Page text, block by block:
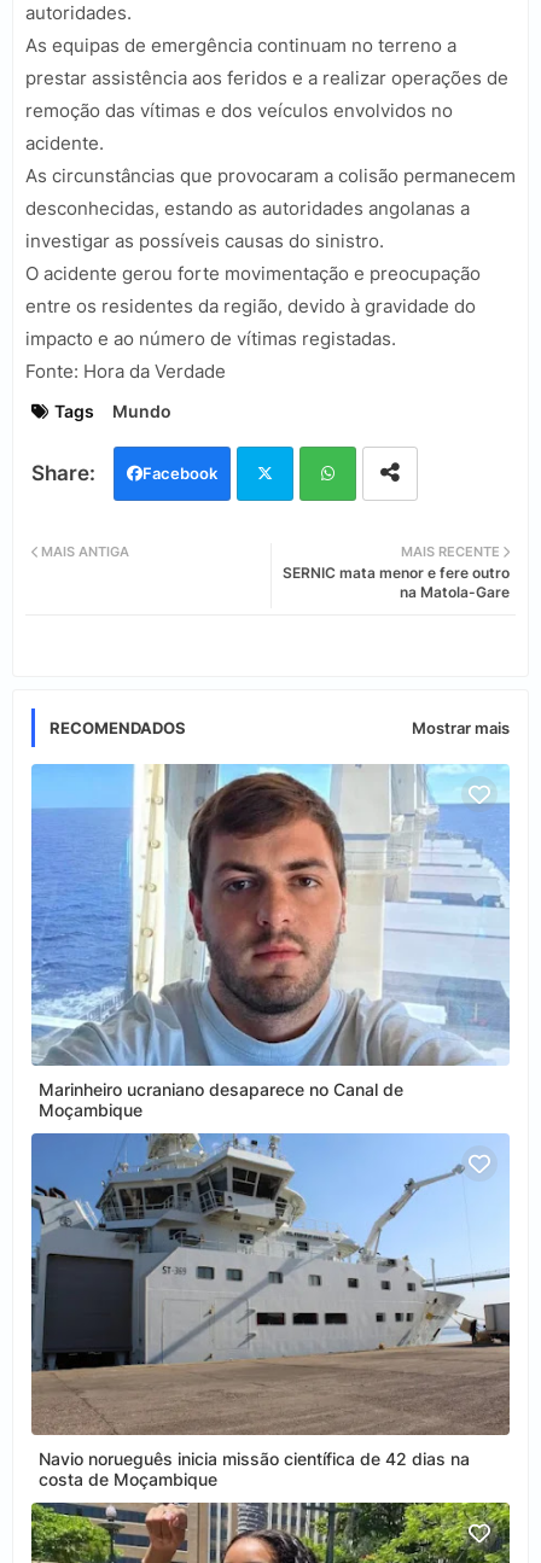
autoridades.
As equipas de emergência continuam no terreno a
prestar assistência aos feridos e a realizar operações de
remoção das vítimas e dos veículos envolvidos no
acidente.
As circunstâncias que provocaram a colisão permanecem
desconhecidas, estando as autoridades angolanas a
investigar as possíveis causas do sinistro.
O acidente gerou forte movimentação e preocupação
entre os residentes da região, devido à gravidade do
impacto e ao número de vítimas registadas.
Fonte: Hora da Verdade
Tags Mundo
Facebook
ats
MAIS RECENTE
SERNIC mata menor e fere outro
na Matola-Gare
MAIS ANTIGA
RECOMENDADOS Mostrar mais
Marinheiro ucraniano desaparece no Canal de
Moçambique
Navio norueguês inicia missão científica de 42 dias na
costa de Moçambique